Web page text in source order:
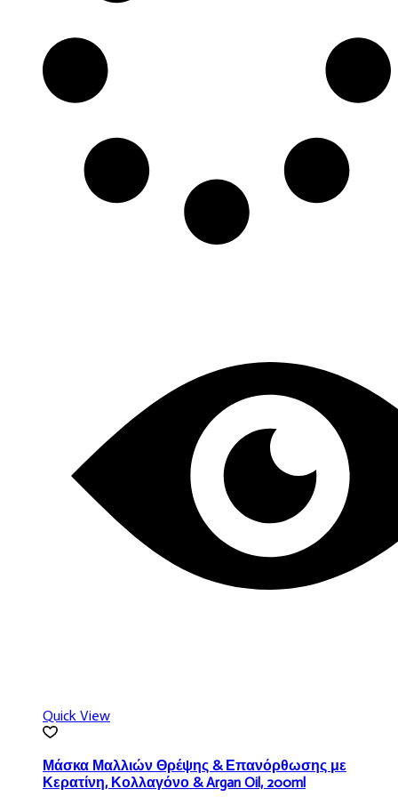
Quick View
Μάσκα Μαλλιών Θρέψης & Επανόρθωσης με
Κερατίνη, Κολλαγόνο & Argan Oil, 200ml